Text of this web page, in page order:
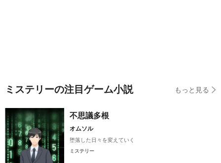
ミステリーの注目ゲーム小説 もっと見る
不思議多根
オムソル
堕落した日々を変えていく
ミステリー